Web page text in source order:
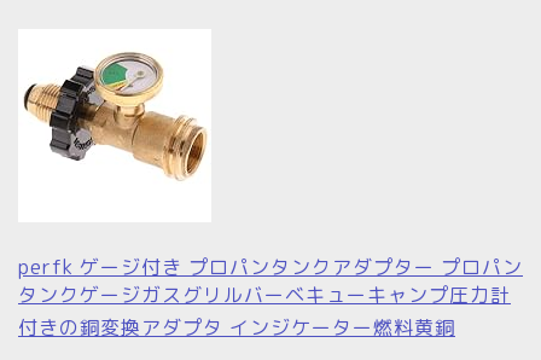
perfk ゲージ付き プロパンタンクアダプター プロパン
タンクゲージガスグリルバーベキューキャンプ圧力計
付きの銅変換アダプタ インジケーター燃料黄銅